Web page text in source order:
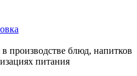
производстве блюд, напитков
питания